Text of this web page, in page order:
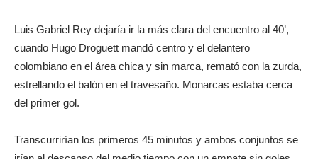
Luis Gabriel Rey dejaría ir la más clara del encuentro al 40’,
cuando Hugo Droguett mandó centro y el delantero
colombiano en el área chica y sin marca, remató con la zurda,
estrellando el balón en el travesaño. Monarcas estaba cerca
del primer gol.
Transcurrirían los primeros 45 minutos y ambos conjuntos se